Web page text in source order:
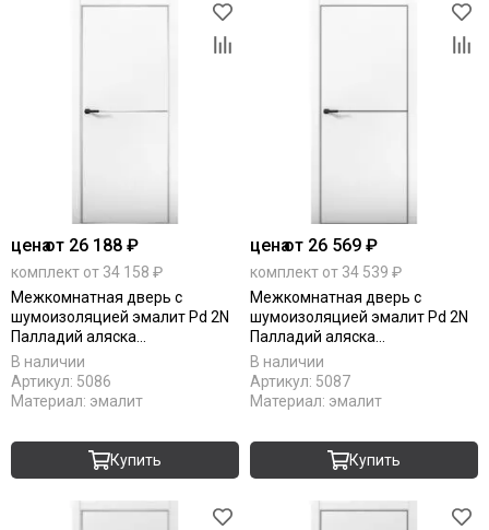
ценаот 26 188 ₽
комплект от 34 158 ₽
Межкомнатная дверь с
шумоизоляцией эмалит Pd 2N
Палладий аляска
алюминиевая кромка Al глухая
В наличии
Артикул: 5086
Материал: эмалит
Купить
ценаот 26 569 ₽
комплект от 34 539 ₽
Межкомнатная дверь с
шумоизоляцией эмалит Pd 2N
Палладий аляска
алюминиевая кромка Al Black
Edition глухая
В наличии
Артикул: 5087
Материал: эмалит
Купить